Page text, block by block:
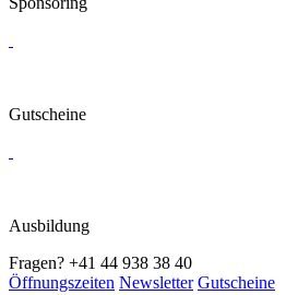
Gutscheine
Ausbildung
Fragen? +41 44 938 38 40
Öffnungszeiten Newsletter Gutscheine